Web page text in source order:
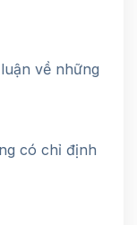
về những
có chỉ định